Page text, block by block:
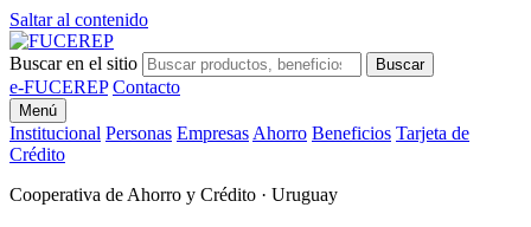
Saltar al contenido
Buscar en el sitio Buscar
e-FUCEREP Contacto
Menú
Institucional Personas Empresas Ahorro Beneficios Tarjeta de
Crédito
Cooperativa de Ahorro y Crédito · Uruguay